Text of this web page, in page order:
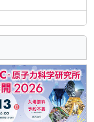
ン」を3次元結晶の
待される新しい
性の観測に成功
研究協力の覚書附
」を開催